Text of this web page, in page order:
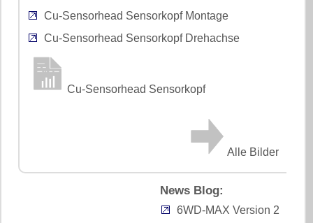
Cu-Sensorhead Sensorkopf Montage
Cu-Sensorhead Sensorkopf Drehachse
Cu-Sensorhead Sensorkopf
Alle Bilder
News Blog:
6WD-MAX Version 2